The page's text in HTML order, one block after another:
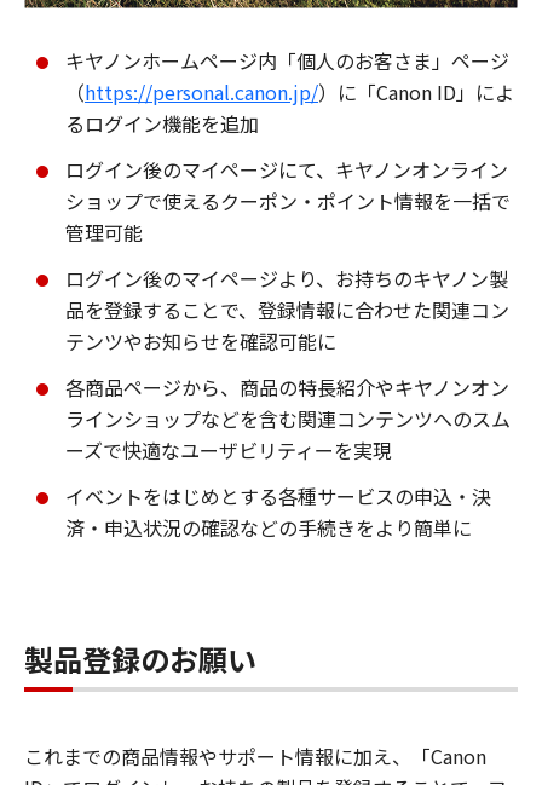
キヤノンホームページ内「個人のお客さま」ページ
（https://personal.canon.jp/）に「Canon ID」によ
るログイン機能を追加
ログイン後のマイページにて、キヤノンオンライン
ショップで使えるクーポン・ポイント情報を一括で
管理可能
ログイン後のマイページより、お持ちのキヤノン製
品を登録することで、登録情報に合わせた関連コン
テンツやお知らせを確認可能に
各商品ページから、商品の特長紹介やキヤノンオン
ラインショップなどを含む関連コンテンツへのスム
ーズで快適なユーザビリティーを実現
イベントをはじめとする各種サービスの申込・決
済・申込状況の確認などの手続きをより簡単に
製品登録のお願い
これまでの商品情報やサポート情報に加え、「Canon